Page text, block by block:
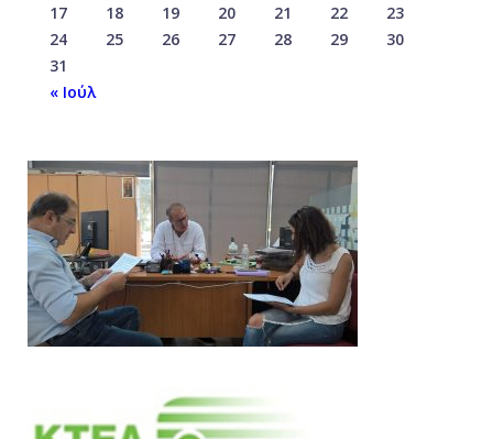
17
18 19 20 21 22
23
24
25 26 27 28 29
30
31
« Ιούλ